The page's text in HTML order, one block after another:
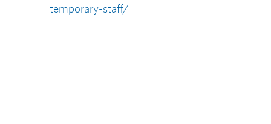
temporary-staff/